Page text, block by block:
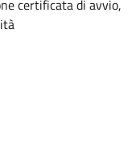
certificata di avvio,